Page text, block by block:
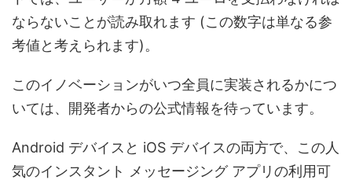
ならないことが読み取れます (この数字は単なる参
考値と考えられます)。
このイノベーションがいつ全員に実装されるかにつ
いては、開発者からの公式情報を待っています。
Android デバイスと iOS デバイスの両方で、この人
気のインスタント メッセージング アプリの利用可